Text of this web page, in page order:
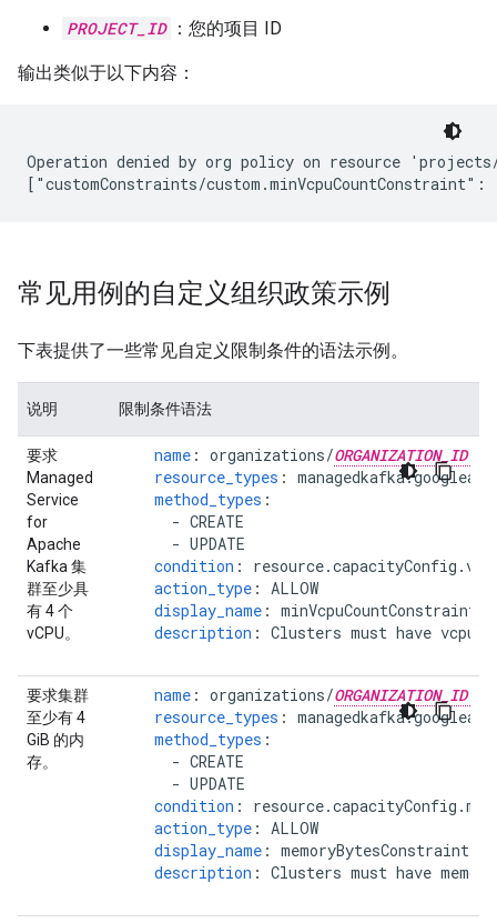
PROJECT_ID ：您的项目 ID
输出类似于以下内容：
Operation denied by org policy on resource
常见用例的自定义组织政策示例
下表提供了一些常见自定义限制条件的语法示例。
说明 限制条件语法
要求
Managed
Service
for
Apache
Kafka 集
群至少具
有 4 个
vCPU。
name : organizations/ORGANIZATION_ID
resource_types :
method_types :
- CREATE
- UPDATE
condition :
action_type : ALLOW
display_name : minVcpuCountConstraint
description : Clusters must have
要求集群
至少有 4
GiB 的内
存。
name : organizations/ORGANIZATION_ID
resource_types :
method_types :
- CREATE
- UPDATE
condition :
action_type : ALLOW
display_name : memoryBytesConstraint
description : Clusters must have